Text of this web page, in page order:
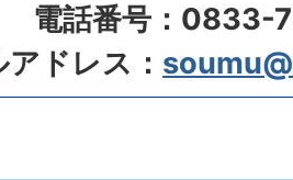
電話番号：0833-
ドレス：